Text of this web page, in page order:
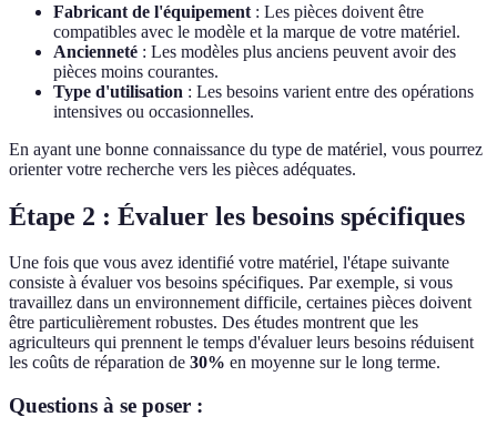
Fabricant de l'équipement : Les pièces doivent être
compatibles avec le modèle et la marque de votre matériel.
Ancienneté : Les modèles plus anciens peuvent avoir des
pièces moins courantes.
Type d'utilisation : Les besoins varient entre des opérations
intensives ou occasionnelles.
En ayant une bonne connaissance du type de matériel, vous pourrez
orienter votre recherche vers les pièces adéquates.
Étape 2 : Évaluer les besoins spécifiques
Une fois que vous avez identifié votre matériel, l'étape suivante
consiste à évaluer vos besoins spécifiques. Par exemple, si vous
travaillez dans un environnement difficile, certaines pièces doivent
être particulièrement robustes. Des études montrent que les
agriculteurs qui prennent le temps d'évaluer leurs besoins réduisent
les coûts de réparation de 30% en moyenne sur le long terme.
Questions à se poser :